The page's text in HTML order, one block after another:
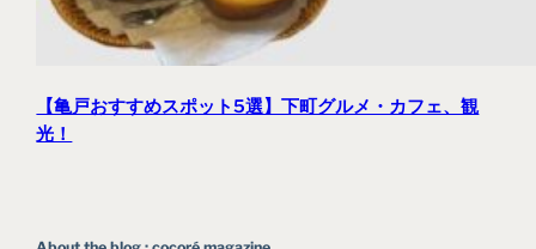
【亀戸おすすめスポット5選】下町グルメ・カフェ、観
光！